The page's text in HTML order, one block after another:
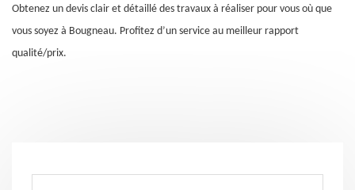
Obtenez un devis clair et détaillé des travaux à réaliser pour vous où que
vous soyez à Bougneau. Profitez d’un service au meilleur rapport
qualité/prix.